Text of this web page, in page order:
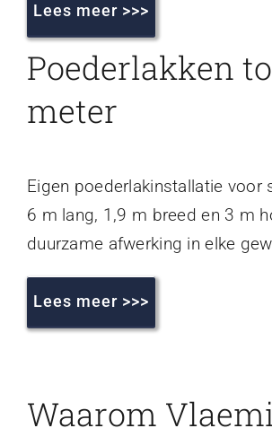
Lees meer >>>
Poederlakken
meter
Eigen poederlakinstallatie voor
6 m lang, 1,9 m breed en 3 m
duurzame afwerking in elke
Lees meer >>>
Waarom